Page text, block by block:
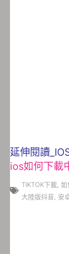
延伸閱讀
ios如何下載
TIKTOK下載 如
大陸版抖音 安